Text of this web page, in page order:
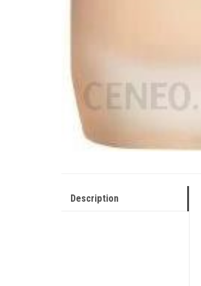
Description